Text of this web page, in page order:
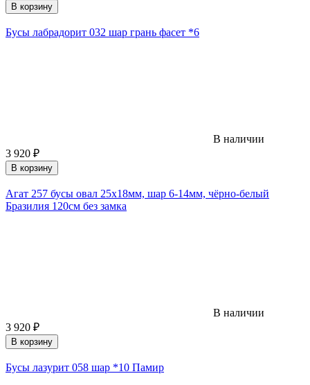
В корзину
Бусы лабрадорит 032 шар грань фасет *6
В наличии
3 920 ₽
В корзину
Агат 257 бусы овал 25х18мм, шар 6-14мм, чёрно-белый
Бразилия 120см без замка
В наличии
3 920 ₽
В корзину
Бусы лазурит 058 шар *10 Памир